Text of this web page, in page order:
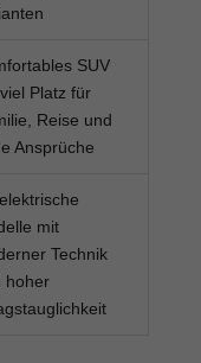
SUV
Platz für
Reise und
Ansprüche
mit
Technik
hoher